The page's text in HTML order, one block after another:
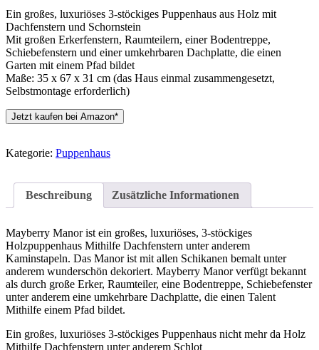
Ein großes, luxuriöses 3-stöckiges Puppenhaus aus Holz mit
Dachfenstern und Schornstein
Mit großen Erkerfenstern, Raumteilern, einer Bodentreppe,
Schiebefenstern und einer umkehrbaren Dachplatte, die einen
Garten mit einem Pfad bildet
Maße: 35 x 67 x 31 cm (das Haus einmal zusammengesetzt,
Selbstmontage erforderlich)
Jetzt kaufen bei Amazon*
Kategorie: Puppenhaus
Beschreibung Zusätzliche Informationen
Mayberry Manor ist ein großes, luxuriöses, 3-stöckiges
Holzpuppenhaus Mithilfe Dachfenstern unter anderem
Kaminstapeln. Das Manor ist mit allen Schikanen bemalt unter
anderem wunderschön dekoriert. Mayberry Manor verfügt bekannt
als durch große Erker, Raumteiler, eine Bodentreppe, Schiebefenster
unter anderem eine umkehrbare Dachplatte, die einen Talent
Mithilfe einem Pfad bildet.
Ein großes, luxuriöses 3-stöckiges Puppenhaus nicht mehr da Holz
Mithilfe Dachfenstern unter anderem Schlot